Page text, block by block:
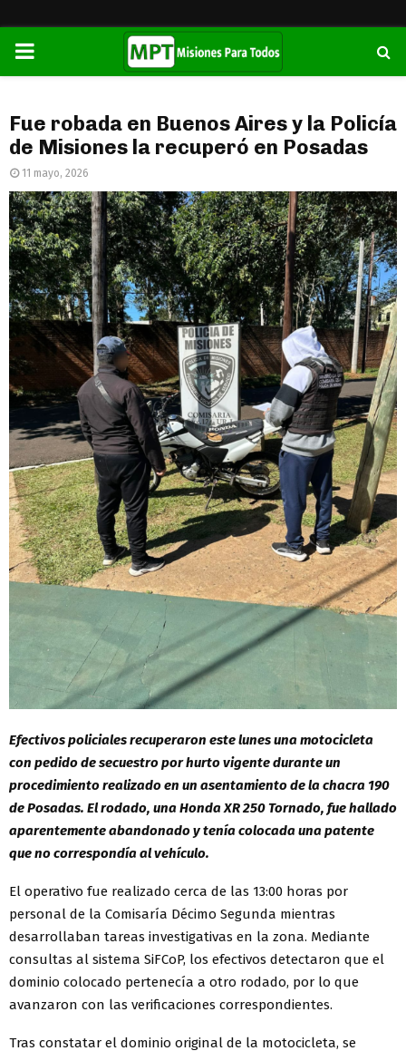
PRIMARY
Fue robada en Buenos Aires y la Policía
de Misiones la recuperó en Posadas
11 mayo, 2026
Efectivos policiales recuperaron este lunes una motocicleta
con pedido de secuestro por hurto vigente durante un
procedimiento realizado en un asentamiento de la chacra 190
de Posadas. El rodado, una Honda XR 250 Tornado, fue hallado
aparentemente abandonado y tenía colocada una patente
que no correspondía al vehículo.
El operativo fue realizado cerca de las 13:00 horas por
personal de la Comisaría Décimo Segunda mientras
desarrollaban tareas investigativas en la zona. Mediante
consultas al sistema SiFCoP, los efectivos detectaron que el
dominio colocado pertenecía a otro rodado, por lo que
avanzaron con las verificaciones correspondientes.
Tras constatar el dominio original de la motocicleta, se